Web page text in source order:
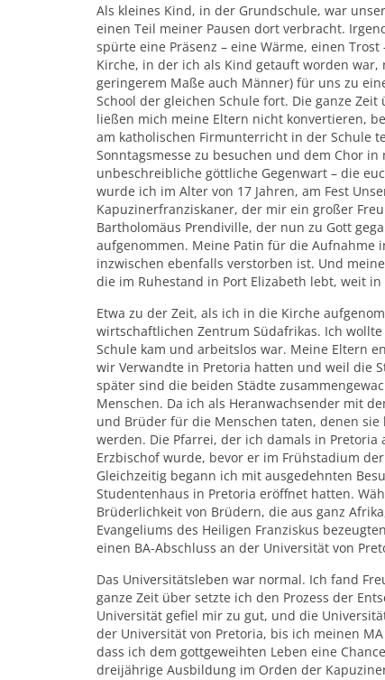
Als kleines Kind, in der Grundschule, war
einen Teil meiner Pausen dort verbracht.
spürte eine Präsenz – eine Wärme, einen
Kirche, in der ich als Kind getauft worden
geringerem Maße auch Männer) für uns zu
School der gleichen Schule fort. Die ganze
ließen mich meine Eltern nicht konvertieren,
am katholischen Firmunterricht in der Schule
Sonntagsmesse zu besuchen und dem Chor
unbeschreibliche göttliche Gegenwart – die
wurde ich im Alter von 17 Jahren, am Fest
Kapuzinerfranziskaner, der mir ein großer
Bartholomäus Prendiville, der nun zu Gott
aufgenommen. Meine Patin für die Aufnahme
inzwischen ebenfalls verstorben ist. Und
die im Ruhestand in Port Elizabeth lebt, weit
Etwa zu der Zeit, als ich in die Kirche
wirtschaftlichen Zentrum Südafrikas. Ich
Schule kam und arbeitslos war. Meine Eltern
wir Verwandte in Pretoria hatten und weil die
später sind die beiden Städte
Menschen. Da ich als Heranwachsender mit
und Brüder für die Menschen taten, denen
werden. Die Pfarrei, der ich damals in
Erzbischof wurde, bevor er im Frühstadium
Gleichzeitig begann ich mit ausgedehnten
Studentenhaus in Pretoria eröffnet hatten.
Brüderlichkeit von Brüdern, die aus ganz
Evangeliums des Heiligen Franziskus
einen BA-Abschluss an der Universität von
Das Universitätsleben war normal. Ich fand
ganze Zeit über setzte ich den Prozess der
Universität gefiel mir zu gut, und die
der Universität von Pretoria, bis ich meinen
dass ich dem gottgeweihten Leben eine
dreijährige Ausbildung im Orden der